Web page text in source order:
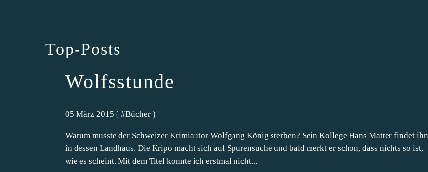
Top-Posts
Wolfsstunde
05 März 2015 ( #Bücher )
Warum musste der Schweizer Krimiautor Wolfgang König sterben? Sein Kollege Hans Matter findet ihn
in dessen Landhaus. Die Kripo macht sich auf Spurensuche und bald merkt er schon, dass nichts so ist,
wie es scheint. Mit dem Titel konnte ich erstmal nicht...